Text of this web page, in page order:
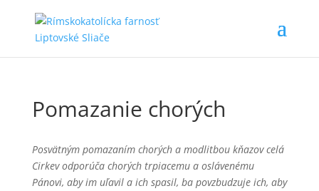
Pomazanie chorých
Posvätným pomazaním chorých a modlitbou kňazov celá
Cirkev odporúča chorých trpiacemu a oslávenému
Pánovi, aby im uľavil a ich spasil, ba povzbudzuje ich, aby